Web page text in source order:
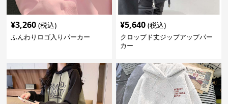
¥3,260 (税込)
ふんわりロゴ入りパーカー
¥5,640 (税込)
クロップド丈ジップアップパー
カー